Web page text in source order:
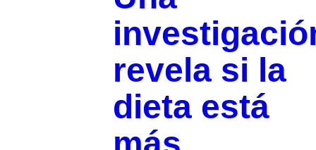
revela si la
dieta está